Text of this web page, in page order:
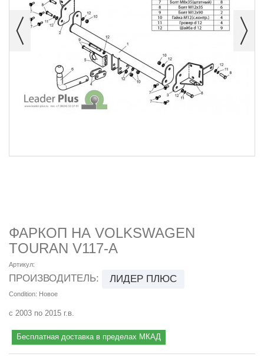
ФАРКОП НА VOLKSWAGEN
TOURAN V117-A
Артикул:
ПРОИЗВОДИТЕЛЬ: ЛИДЕР ПЛЮС
Condition: Новое
с 2003 по 2015 г.в.
Бесплатная доставка в пределах МКАД